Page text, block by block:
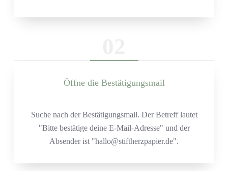
Öffne die Bestätigungsmail
Suche nach der Bestätigungsmail. Der Betreff lautet
"Bitte bestätige deine E-Mail-Adresse" und der
Absender ist "hallo@stiftherzpapier.de".